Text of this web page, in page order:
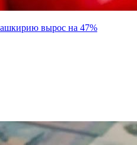
вырос на 47%